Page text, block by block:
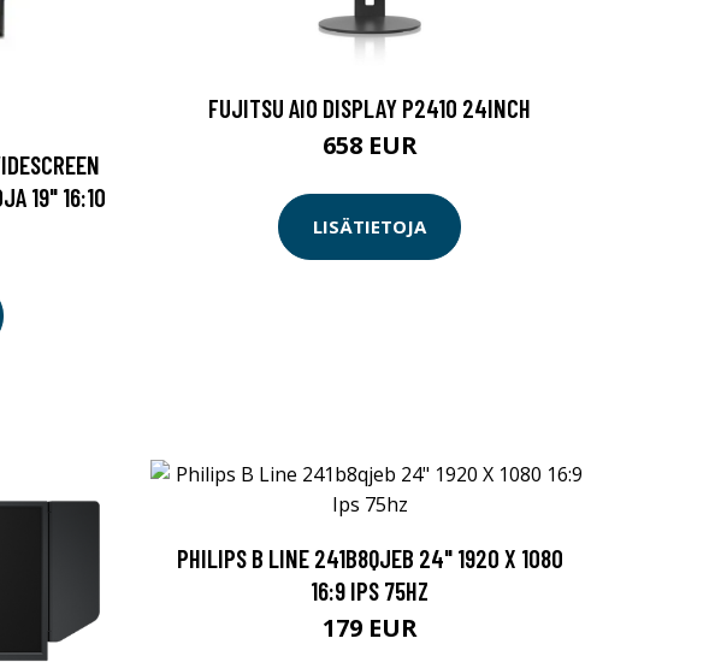
19" 16:10
FUJITSU AIO DISPLAY P2410 24INCH
658 EUR
LISÄTIETOJA
PHILIPS B LINE 241B8QJEB 24" 1920 X 1080
16:9 IPS 75HZ
179 EUR